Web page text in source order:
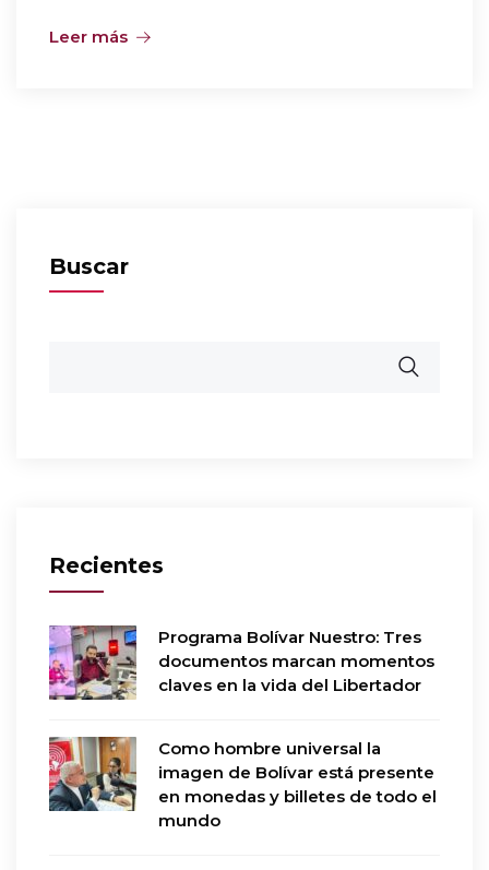
Leer más
Buscar
Recientes
Programa Bolívar Nuestro: Tres
documentos marcan momentos
claves en la vida del Libertador
Como hombre universal la
imagen de Bolívar está presente
en monedas y billetes de todo el
mundo